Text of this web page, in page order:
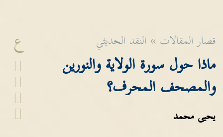
ع قصار المقالات » النقد الحديثي
ماذا حول سورة الولاية والنورين
والمصحف المحرف؟
يحيى محمد